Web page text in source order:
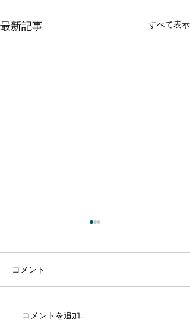
最新記事 すべて表示
【出演のお知らせ】日本
コメント
コメントを追加…